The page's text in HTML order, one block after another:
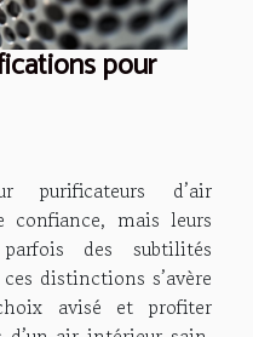
pour
purificateurs d’air
confiance, mais leurs
des subtilités
distinctions s’avère
avisé et profiter